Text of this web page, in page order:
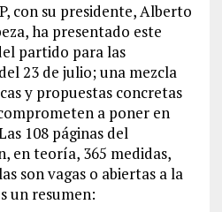
con su presidente, Alberto
ha presentado este
partido para las
23 de julio; una mezcla
y propuestas concretas
a poner en
108 páginas del
en teoría, 365 medidas,
son vagas o abiertas a la
un resumen: